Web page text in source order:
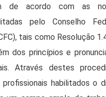
de acordo com as
pelo Conselho
tais como Resolução
dos princípios e
Através destes
habilitados o